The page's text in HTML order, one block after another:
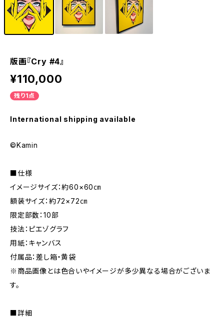
版画『Cry #4』
¥110,000
残り1点
International shipping available
©Kamin
■仕様
イメージサイズ：約60×60㎝
額装サイズ：約72×72㎝
限定部数：10部
技法：ピエゾグラフ
用紙：キャンバス
付属品：差し箱・黄袋
※商品画像とは色合いやイメージが多少異なる場合がございま
す。
■詳細